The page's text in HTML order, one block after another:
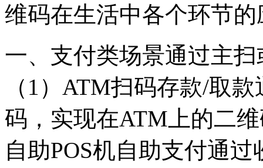
维码在生活中各个环节
一、支付类场景通过主
（1）ATM扫码存款/取
码，实现在ATM上的二
自助POS机自助支付通